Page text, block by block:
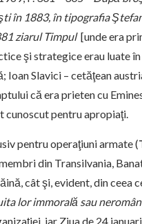
în 1883, în tipografia
ziarul Timpul[unde era
şi strategice erau luate
Ioan Slavici – cetăţean
că era prieten cu
cunoscut pentru apropiaţi.
pentru operaţiuni armate (
din Transilvania,
cât şi, evident, din ceea
lor immorală sau
iar Ziua de 24